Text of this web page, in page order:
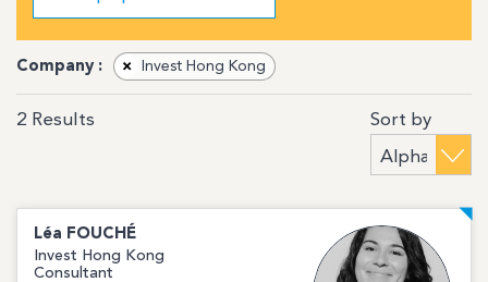
Company : × Invest Hong Kong
2 Results Sort by
Léa FOUCHÉ
Invest Hong Kong
Consultant